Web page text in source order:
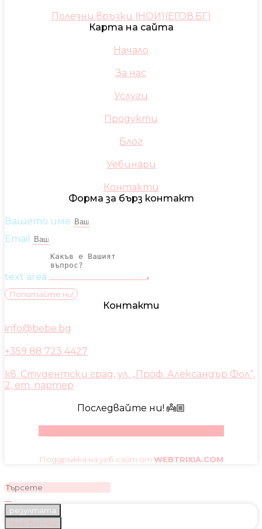
Полезни връзки (НОИ)(ЕГОВ.БГ)
Карта на сайта
Начало
За нас
Услуги
Продукти
Блог
Уебинари
Контакти
Форма за бърз контакт
Вашето име
Email
text area
Попитайте ни!
Контакти
info@bebe.bg
+359 88 723 4427
кв. Студентски град, ул. „Проф. Александър Фол“,
2, ет. партер
Последвайте ни! 👼🏼
Поддръжка на уеб сайт от WEBTRIXIA.COM
резултата
Виж всички